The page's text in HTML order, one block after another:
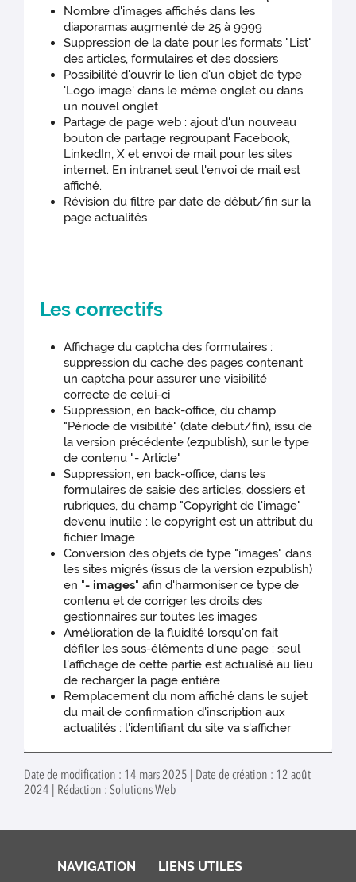
Nombre d'images affichés dans les
diaporamas augmenté de 25 à 9999
Suppression de la date pour les formats "List"
des articles, formulaires et des dossiers
Possibilité d'ouvrir le lien d'un objet de type
'Logo image' dans le même onglet ou dans
un nouvel onglet
Partage de page web : ajout d'un nouveau
bouton de partage regroupant Facebook,
LinkedIn, X et envoi de mail pour les sites
internet. En intranet seul l'envoi de mail est
affiché.
Révision du filtre par date de début/fin sur la
page actualités
Les correctifs
Affichage du captcha des formulaires :
suppression du cache des pages contenant
un captcha pour assurer une visibilité
correcte de celui-ci
Suppression, en back-office, du champ
"Période de visibilité" (date début/fin), issu de
la version précédente (ezpublish), sur le type
de contenu "- Article"
Suppression, en back-office, dans les
formulaires de saisie des articles, dossiers et
rubriques, du champ "Copyright de l'image"
devenu inutile : le copyright est un attribut du
fichier Image
Conversion des objets de type "images" dans
les sites migrés (issus de la version ezpublish)
en "- images" afin d'harmoniser ce type de
contenu et de corriger les droits des
gestionnaires sur toutes les images
Amélioration de la fluidité lorsqu'on fait
défiler les sous-éléments d'une page : seul
l'affichage de cette partie est actualisé au lieu
de recharger la page entière
Remplacement du nom affiché dans le sujet
du mail de confirmation d'inscription aux
actualités : l'identifiant du site va s'afficher
Date de modification : 14 mars 2025 | Date de création : 12 août
2024 | Rédaction : Solutions Web
NAVIGATION LIENS UTILES